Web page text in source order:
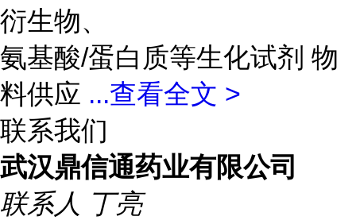
衍生物、
氨基酸/蛋白质等生化试剂 物
料供应 ...查看全文 >
联系我们
武汉鼎信通药业有限公司
联系人 丁亮